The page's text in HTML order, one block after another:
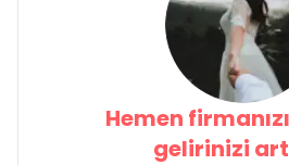
Hemen
gelirinizi